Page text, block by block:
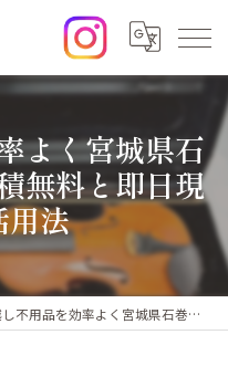
よく宮城県石
無料と即日現
用法
品を効率よく宮城県石巻市で片付ける見積無料と即日現金化の活用法